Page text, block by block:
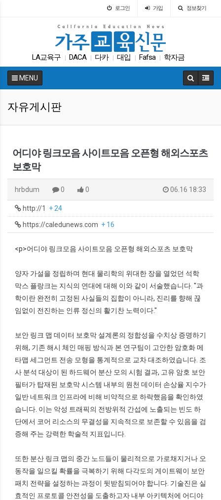
로그인 가입 정보찾기
LA교육구 DACA 다카 대입 Fafsa 학자금
교육구 인터뷰 대학원 UC
MENU
자유게시판
어디야 링크모음 사이트모음 오픈형 해외스포츠
보호막
hrbdum 0 0 06.16 18:33
http://1 + 24
https://caledunews.com + 16
<p>어디야 링크모음 사이트모음 오픈형 해외스포츠 보호막
양자 가설을 정립하며 현대 물리학의 위대한 장을 열었던 석학
막스 플랑크는 지식의 연대에 대해 이와 같이 서술했습니다. "과
학이란 완전히 고정된 사실들의 집합이 아니라, 진리를 향해 끊
임없이 전진하는 인류 정신의 활기찬 노력이다."
보안 링크 맵 데이터 보호막 설계론의 정합성을 수치상 증명하기
위해, 기존 해시 체인 매핑 방식과 본 연구팀이 고안한 암호화 메
타맵 세그먼트 전송 모형을 통계적으로 교차 대조하였습니다. 조
사 분석 대상이 된 하드웨어 분산 모의 시험 결과, 고유 암호 보안
필터가 탑재된 보호막 시스템 내부의 원천 데이터 손상율 지수가
일반 네트워크 인프라에 비해 비약적으로 하락했음을 확인하였
습니다. 이는 악성 트래픽의 전방위적 간섭에 노출되는 빈도 하
단에서 코어 리소스의 무결성을 지속적으로 보존할 수 있음을 검
증해 주는 강력한 학술적 지표입니다.
또한 분산 링크 맵의 중간 노드들이 물리적으로 가로채지거나 오
동작을 일으킬 확률을 극복하기 위해 다각도의 게이트웨이 보안
패치 전략을 설정하는 과정이 뒷받침되어야 합니다. 기술진은 실
효적인 프로토콜 안전성을 도출하고자 내부 아키텍처에 어디야